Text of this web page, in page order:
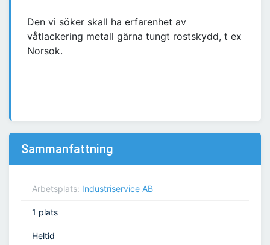
Den vi söker skall ha erfarenhet av
våtlackering metall gärna tungt rostskydd, t ex
Norsok.
Sammanfattning
Arbetsplats: Industriservice AB
1 plats
Heltid